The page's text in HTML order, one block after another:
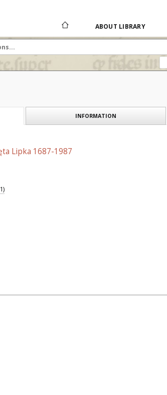
ABOUT LIBRARY
INFORMATION
Lipka 1687-1987